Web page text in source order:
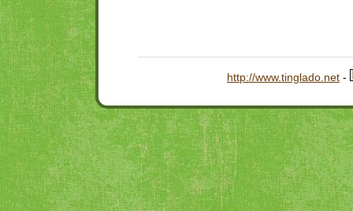
http://www.tinglado.net -